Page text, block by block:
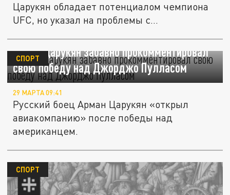
Царукян обладает потенциалом чемпиона
UFC, но указал на проблемы с...
Арман Царукян забавно прокомментировал
свою победу над Джорджо Пулласом
СПОРТ
29 МАРТА 09:41
Русский боец Арман Царукян «открыл
авиакомпанию» после победы над
американцем.
СПОРТ